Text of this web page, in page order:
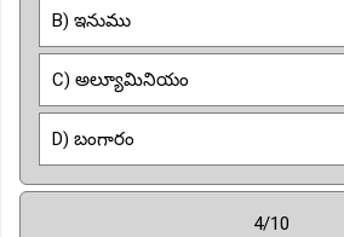
B) ఇనుము
C) అల్యూమినియం
D) బంగారం
4/10